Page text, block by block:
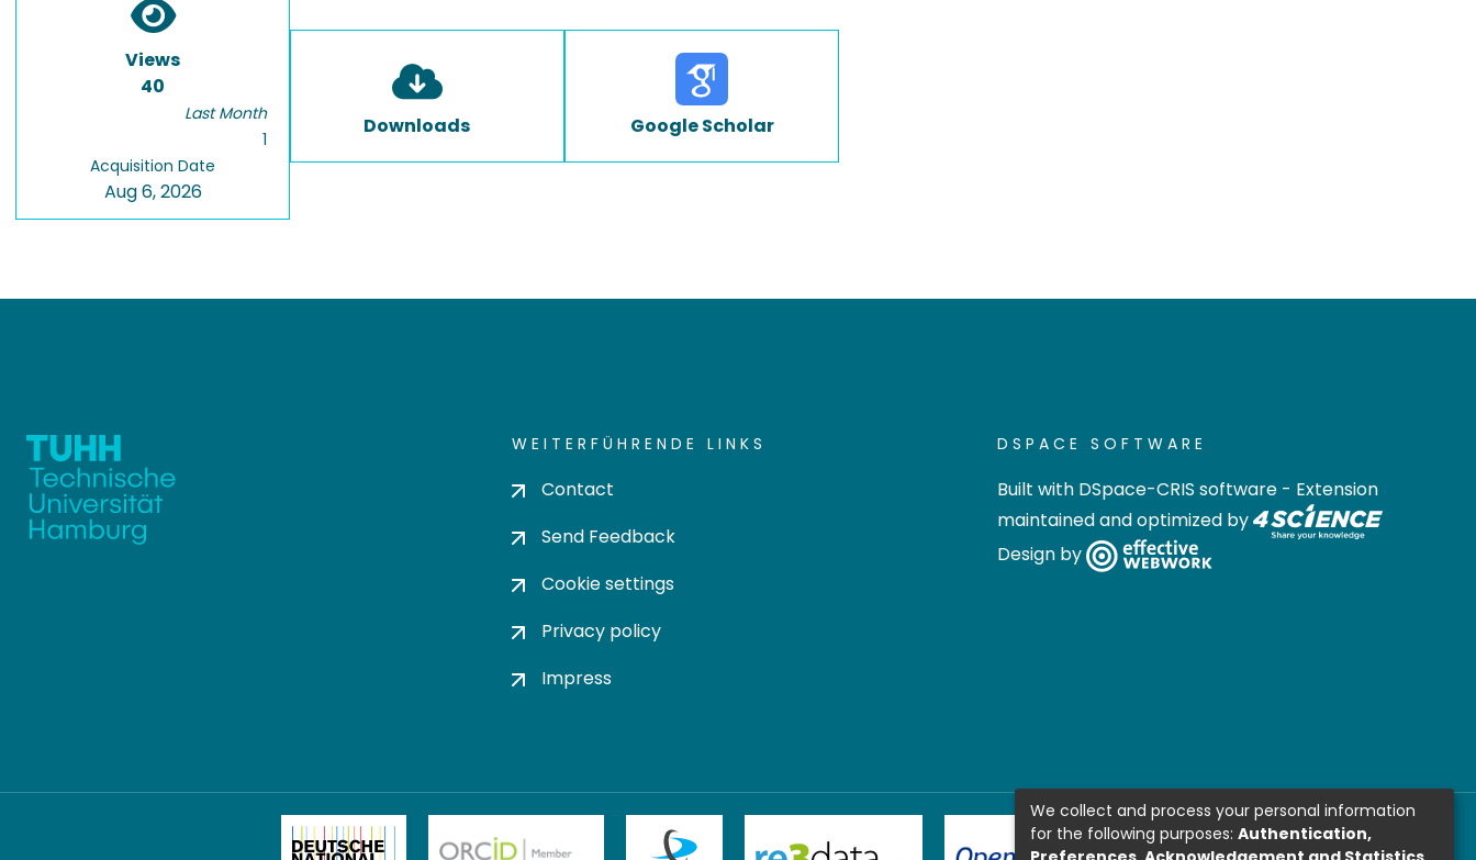
Views
40
Last Month
1
Acquisition Date
Aug 6, 2026
Downloads Google Scholar
WEITERFÜHRENDE LINKS
Contact
Send Feedback
Cookie settings
Privacy policy
Impress
DSPACE SOFTWARE
Built with DSpace-CRIS software - Extension
maintained and optimized by
Design by
We collect and process your personal information
for the following purposes: Authentication,